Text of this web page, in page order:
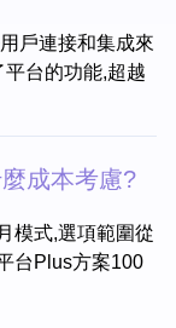
戶連接和集成來
台的功能,超越
成本考慮?
模式,選項範圍從
台Plus方案100